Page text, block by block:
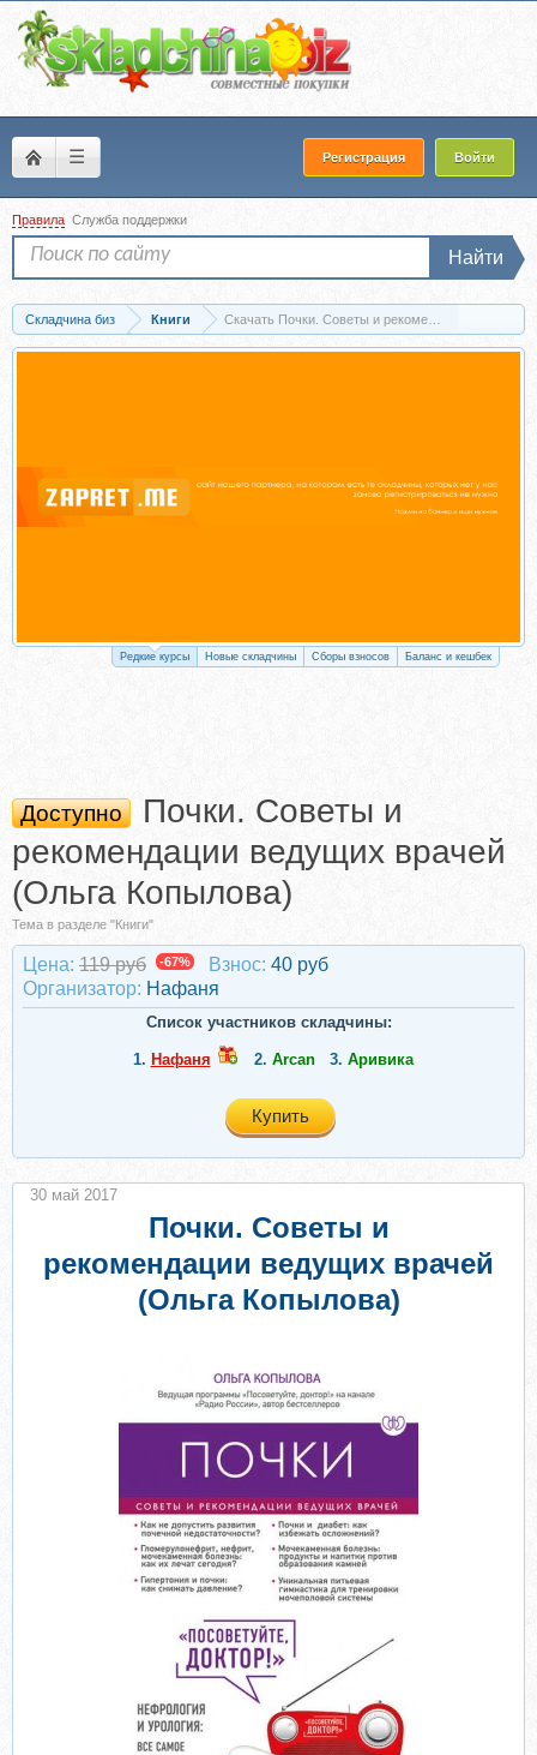
☰ Регистрация Войти
Правила Служба поддержки
Найти
Складчина биз Книги Скачать Почки. Советы и рекомендации ведущих
Редкие курсы Новые складчины Сборы взносов Баланс и кешбек
Доступно
Почки. Советы и
рекомендации ведущих врачей
(Ольга Копылова)
Тема в разделе "Книги"
Цена: 119 руб -67% Взнос: 40 руб
Организатор: Нафаня
Список участников складчины:
1. Нафаня 2. Arcan 3. Аривика
Купить
Почки. Советы и
рекомендации ведущих врачей
(Ольга Копылова)
30 май 2017